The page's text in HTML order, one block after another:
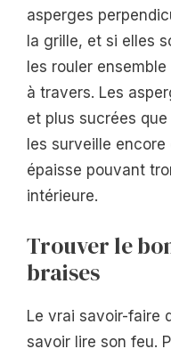
asperges
la grille, et si elles
les rouler
à travers. Les
et plus sucrées
les surveille
épaisse pouvant
intérieure.
Trouver le
braises
Le vrai savoir-faire
savoir lire son feu.